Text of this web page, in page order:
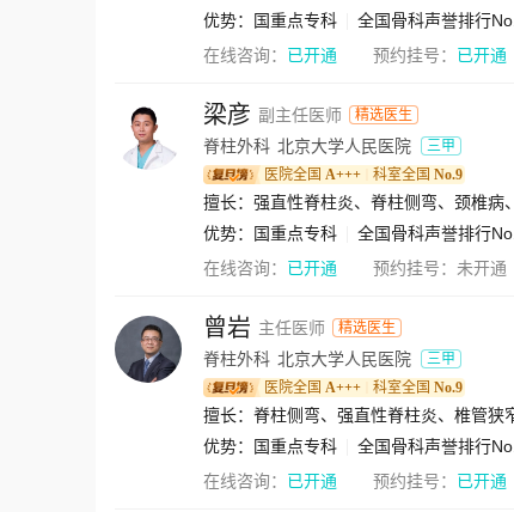
优势：
国重点专科
全国骨科声誉排行
在线咨询： 已开通 预约挂号： 已开通
梁彦 副主任医师 精选医生
脊柱外科 北京大学人民医院
三甲
医院全国 A+++ 科室全国 No.9
优势：
国重点专科
全国骨科声誉排行
在线咨询： 已开通 预约挂号： 未开通
曾岩 主任医师 精选医生
脊柱外科 北京大学人民医院
三甲
医院全国 A+++ 科室全国 No.9
优势：
国重点专科
全国骨科声誉排行
在线咨询： 已开通 预约挂号： 已开通